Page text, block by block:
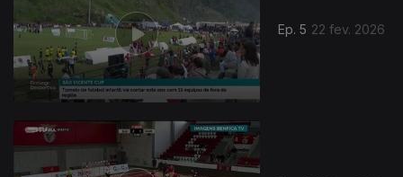
Ep. 5 22 fev. 2026